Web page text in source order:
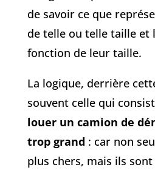
de savoir ce que
de telle ou telle taille et
fonction de leur taille.
La logique, derrière
souvent celle qui
louer un camion de
trop grand : car non
plus chers, mais ils